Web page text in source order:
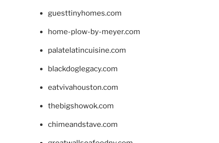
guesttinyhomes.com
home-plow-by-meyer.com
palatelatincuisine.com
blackdoglegacy.com
eatvivahouston.com
thebigshowok.com
chimeandstave.com